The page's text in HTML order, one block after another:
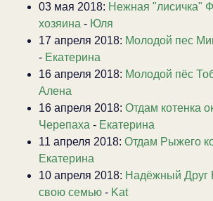
03 мая 2018: Нежная "лисичка"
хозяина - Юля
17 апреля 2018: Молодой пес
- Екатерина
16 апреля 2018: Молодой пёс
Алена
16 апреля 2018: Отдам котенка
Черепаха - Екатерина
11 апреля 2018: Отдам Рыжего
Екатерина
10 апреля 2018: Надёжный Друг
свою семью - Kat